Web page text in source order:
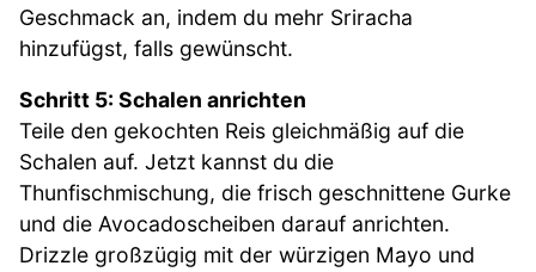
Geschmack an, indem du mehr Sriracha
hinzufügst, falls gewünscht.
Schritt 5: Schalen anrichten
Teile den gekochten Reis gleichmäßig auf die
Schalen auf. Jetzt kannst du die
Thunfischmischung, die frisch geschnittene Gurke
und die Avocadoscheiben darauf anrichten.
Drizzle großzügig mit der würzigen Mayo und